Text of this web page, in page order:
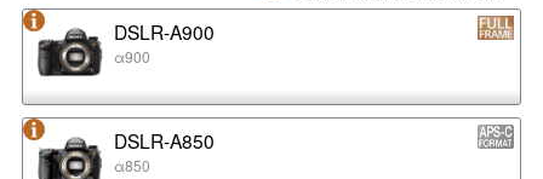
DSLR-A900
α900
DSLR-A850
α850